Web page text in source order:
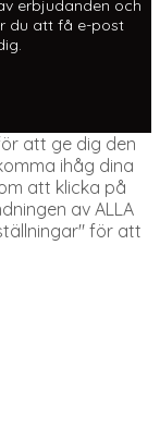
erbjudanden och
du att få e-post
att ge dig den
ihåg dina
att klicka på
av ALLA
för att